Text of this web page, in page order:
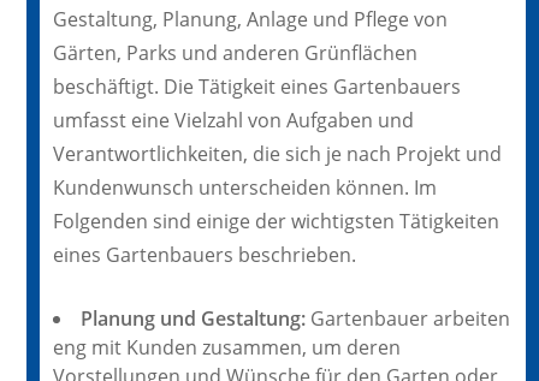
Gestaltung, Planung, Anlage und Pflege von
Gärten, Parks und anderen Grünflächen
beschäftigt. Die Tätigkeit eines Gartenbauers
umfasst eine Vielzahl von Aufgaben und
Verantwortlichkeiten, die sich je nach Projekt und
Kundenwunsch unterscheiden können. Im
Folgenden sind einige der wichtigsten Tätigkeiten
eines Gartenbauers beschrieben.
Planung und Gestaltung:Gartenbauer arbeiten
eng mit Kunden zusammen, um deren